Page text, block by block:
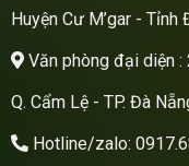
Huyện Cư M’gar - Tỉnh
Văn phòng đại diện :
Q. Cẩm Lệ - TP. Đà
Hotline/zalo: